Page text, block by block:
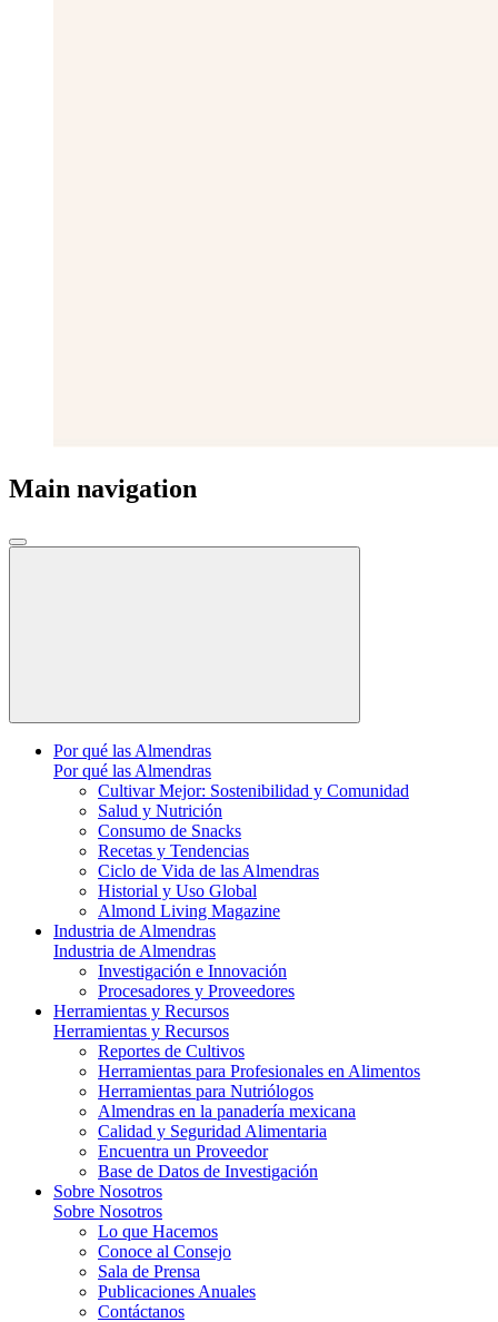
Main navigation
Por qué las Almendras
Por qué las Almendras
Cultivar Mejor: Sostenibilidad y Comunidad
Salud y Nutrición
Consumo de Snacks
Recetas y Tendencias
Ciclo de Vida de las Almendras
Historial y Uso Global
Almond Living Magazine
Industria de Almendras
Industria de Almendras
Investigación e Innovación
Procesadores y Proveedores
Herramientas y Recursos
Herramientas y Recursos
Reportes de Cultivos
Herramientas para Profesionales en Alimentos
Herramientas para Nutriólogos
Almendras en la panadería mexicana
Calidad y Seguridad Alimentaria
Encuentra un Proveedor
Base de Datos de Investigación
Sobre Nosotros
Sobre Nosotros
Lo que Hacemos
Conoce al Consejo
Sala de Prensa
Publicaciones Anuales
Contáctanos